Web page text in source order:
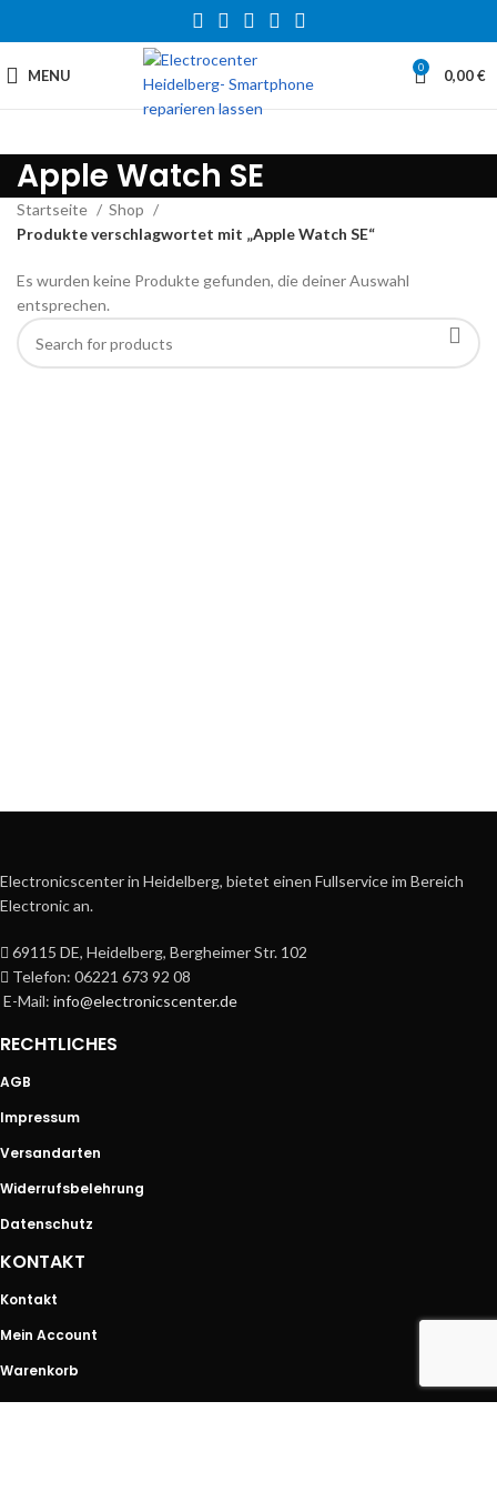
MENU 0 0,00€
Apple Watch SE
Startseite
Shop
Produkte verschlagwortet mit „Apple Watch SE“
Es wurden keine Produkte gefunden, die deiner Auswahl
entsprechen.
Electronicscenter in Heidelberg, bietet einen Fullservice im Bereich
Electronic an.
69115 DE, Heidelberg, Bergheimer Str. 102
Telefon: 06221 673 92 08
E-Mail:info@electronicscenter.de
RECHTLICHES
AGB
Impressum
Versandarten
Widerrufsbelehrung
Datenschutz
KONTAKT
Kontakt
Mein Account
Warenkorb
SHOP